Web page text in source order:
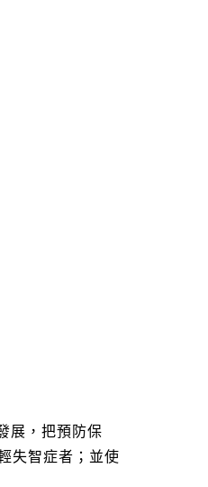
展，把預防保
失智症者；並使